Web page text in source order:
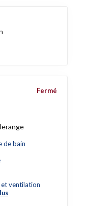
de bain
et ventilation
Fermé